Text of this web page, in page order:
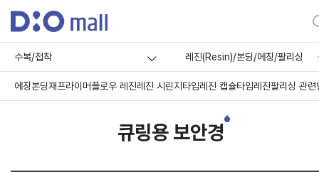
수복/접착 레진(Resin)/본딩/에칭/팔리싱
에칭본딩재프라이머플로우 레진레진 시린지타입레진 캡슐타입레진팔리싱 관련
큐링용 보안경